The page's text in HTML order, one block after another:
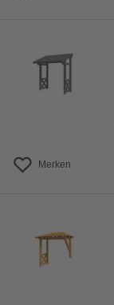
Merken